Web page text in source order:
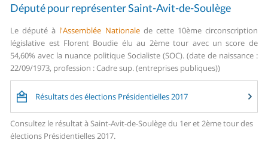
Député pour représenter Saint-Avit-de-Soulège
Le député à l'Assemblée Nationalede cette 10ème circonscription
législative est Florent Boudie élu au 2ème tour avec un score de
54,60% avec la nuance politique Socialiste (SOC). (date de naissance :
22/09/1973, profession : Cadre sup. (entreprises publiques))
Résultats des élections Présidentielles 2017
Consultez le résultat à Saint-Avit-de-Soulège du 1er et 2ème tour des
élections Présidentielles 2017.